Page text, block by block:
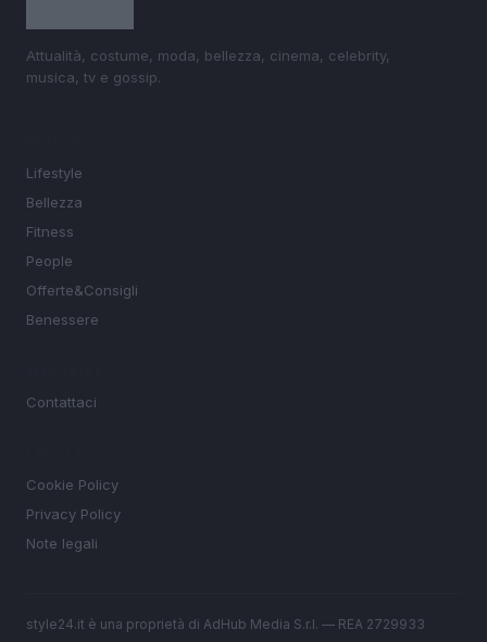
Attualità, costume, moda, bellezza, cinema, celebrity,
musica, tv e gossip.
Lifestyle
Bellezza
Fitness
People
Offerte&Consigli
Benessere
Contattaci
Cookie Policy
Privacy Policy
Note legali
style24.it è una proprietà di AdHub Media S.r.l. — REA 2729933